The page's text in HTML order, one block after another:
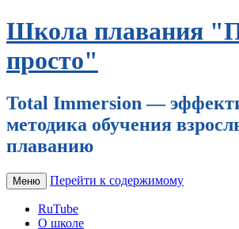
Школа плавания
просто"
Total Immersion —
методика обучения
плаванию
Меню Перейти к содержимому
RuTube
О школе